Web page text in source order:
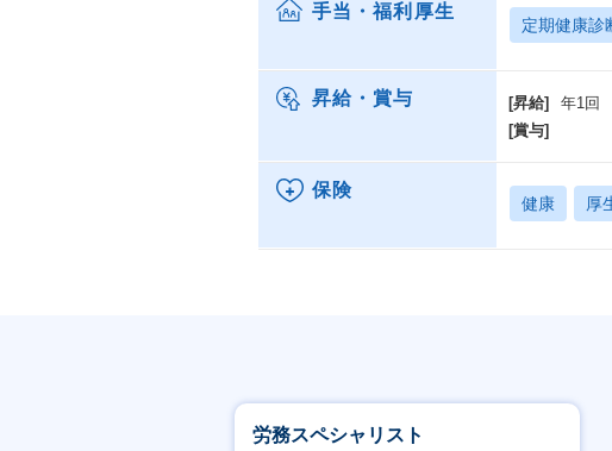
手当・福利厚生
定期健康診
昇給・賞与 [昇給]
年1回
[賞与]
保険
健康 厚
労務スペシャリスト